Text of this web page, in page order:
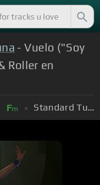
- Vuelo ("Soy
Roller en
Fm Standard Tuning (EADGBE)